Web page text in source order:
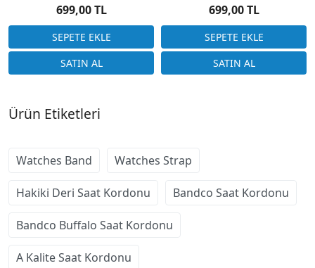
Kroko
699,00 TL
699,00 TL
Ürün Etiketleri
Watches Band Watches Strap
Hakiki Deri Saat Kordonu Bandco Saat Kordonu
Bandco Buffalo Saat Kordonu
A Kalite Saat Kordonu